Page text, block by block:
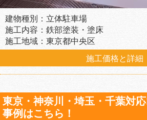
建物種別：立体駐車場
施工内容：鉄部塗装・塗床
施工地域：東京都中央区
施工価格と詳細
東京・神奈川・埼玉・千葉対
事例はこちら！